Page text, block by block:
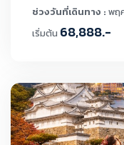
ช่วงวันที่เดินทาง : พฤ
เริ่มต้น 68,888.-